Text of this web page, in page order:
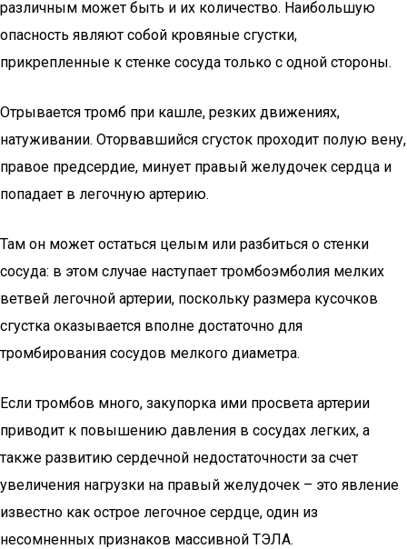
различным может быть и их количество. Наибольшую
опасность являют собой кровяные сгустки,
прикрепленные к стенке сосуда только с одной стороны.
Отрывается тромб при кашле, резких движениях,
натуживании. Оторвавшийся сгусток проходит полую вену,
правое предсердие, минует правый желудочек сердца и
попадает в легочную артерию.
Там он может остаться целым или разбиться о стенки
сосуда: в этом случае наступает тромбоэмболия мелких
ветвей легочной артерии, поскольку размера кусочков
сгустка оказывается вполне достаточно для
тромбирования сосудов мелкого диаметра.
Если тромбов много, закупорка ими просвета артерии
приводит к повышению давления в сосудах легких, а
также развитию сердечной недостаточности за счет
увеличения нагрузки на правый желудочек – это явление
известно как острое легочное сердце, один из
несомненных признаков массивной ТЭЛА.